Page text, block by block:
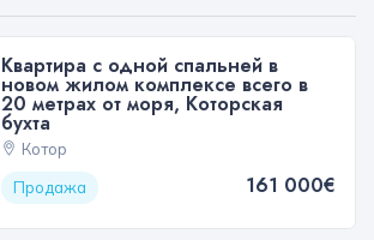
Квартира с одной спальней в
новом жилом комплексе всего в
20 метрах от моря, Которская
бухта
Котор
Продажа
161 000€